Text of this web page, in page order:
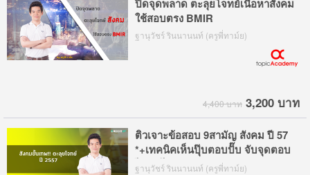
ปิดจุดพลาด ตะลุยโจทย์เนื้อหาสังคม
ใช้สอบตรง BMIR
ฐานุวัชร์ รินนานนท์ (ครูพี่ทาม์ย)
4,400 บาท 3,200 บาท
ติวเจาะข้อสอบ 9สามัญ สังคม ปี 57
*+เทคนิคเห็นปุ๊บตอบปั๊บ จับจุดตอบ
ไว ทำได้ทันเวลา
ฐานุวัชร์ รินนานนท์ (ครูพี่ทาม์ย)